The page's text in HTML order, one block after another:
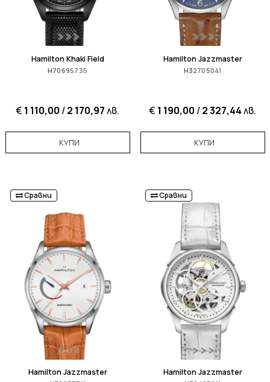
Hamilton Khaki Field
H70695735
€ 1 110,00 /2 170,97лв.
КУПИ
Hamilton Jazzmaster
H32705041
€ 1 190,00 /2 327,44лв.
КУПИ
Сравни
Hamilton Jazzmaster
Сравни
Hamilton Jazzmaster